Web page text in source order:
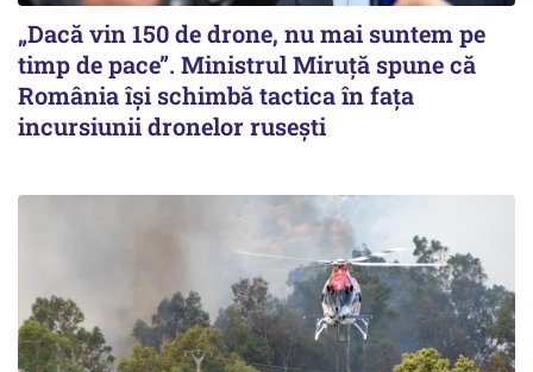
„Dacă vin 150 de drone, nu mai suntem pe
timp de pace”. Ministrul Miruţă spune că
România își schimbă tactica în fața
incursiunii dronelor rusești